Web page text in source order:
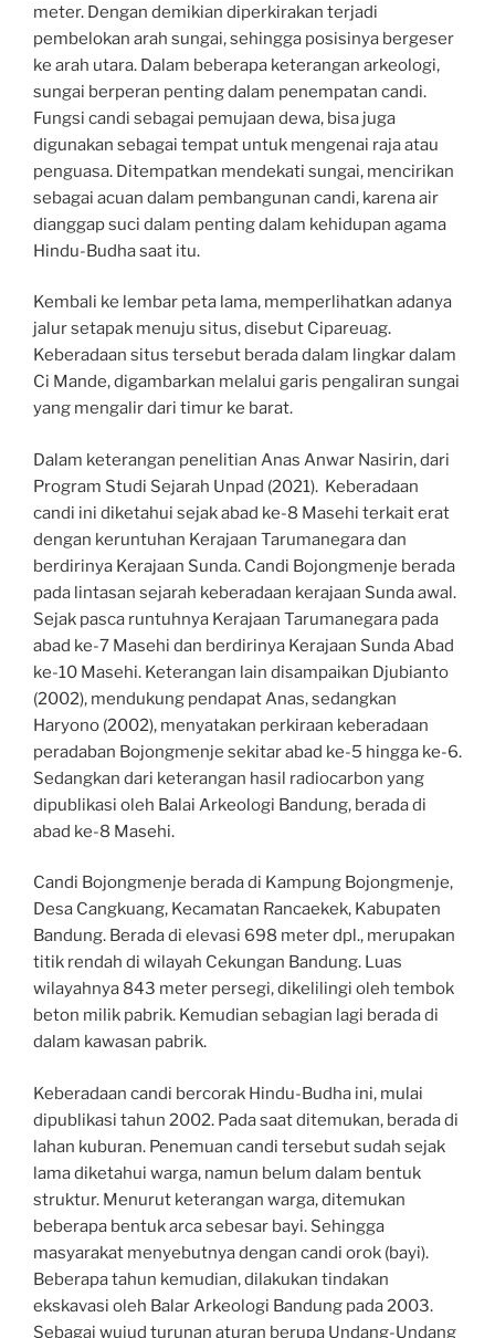
meter. Dengan demikian diperkirakan terjadi
pembelokan arah sungai, sehingga posisinya bergeser
ke arah utara. Dalam beberapa keterangan arkeologi,
sungai berperan penting dalam penempatan candi.
Fungsi candi sebagai pemujaan dewa, bisa juga
digunakan sebagai tempat untuk mengenai raja atau
penguasa. Ditempatkan mendekati sungai, mencirikan
sebagai acuan dalam pembangunan candi, karena air
dianggap suci dalam penting dalam kehidupan agama
Hindu-Budha saat itu.
Kembali ke lembar peta lama, memperlihatkan adanya
jalur setapak menuju situs, disebut Cipareuag.
Keberadaan situs tersebut berada dalam lingkar dalam
Ci Mande, digambarkan melalui garis pengaliran sungai
yang mengalir dari timur ke barat.
Dalam keterangan penelitian Anas Anwar Nasirin, dari
Program Studi Sejarah Unpad (2021). Keberadaan
candi ini diketahui sejak abad ke-8 Masehi terkait erat
dengan keruntuhan Kerajaan Tarumanegara dan
berdirinya Kerajaan Sunda. Candi Bojongmenje berada
pada lintasan sejarah keberadaan kerajaan Sunda awal.
Sejak pasca runtuhnya Kerajaan Tarumanegara pada
abad ke-7 Masehi dan berdirinya Kerajaan Sunda Abad
ke-10 Masehi. Keterangan lain disampaikan Djubianto
(2002), mendukung pendapat Anas, sedangkan
Haryono (2002), menyatakan perkiraan keberadaan
peradaban Bojongmenje sekitar abad ke-5 hingga ke-6.
Sedangkan dari keterangan hasil radiocarbon yang
dipublikasi oleh Balai Arkeologi Bandung, berada di
abad ke-8 Masehi.
Candi Bojongmenje berada di Kampung Bojongmenje,
Desa Cangkuang, Kecamatan Rancaekek, Kabupaten
Bandung. Berada di elevasi 698 meter dpl., merupakan
titik rendah di wilayah Cekungan Bandung. Luas
wilayahnya 843 meter persegi, dikelilingi oleh tembok
beton milik pabrik. Kemudian sebagian lagi berada di
dalam kawasan pabrik.
Keberadaan candi bercorak Hindu-Budha ini, mulai
dipublikasi tahun 2002. Pada saat ditemukan, berada di
lahan kuburan. Penemuan candi tersebut sudah sejak
lama diketahui warga, namun belum dalam bentuk
struktur. Menurut keterangan warga, ditemukan
beberapa bentuk arca sebesar bayi. Sehingga
masyarakat menyebutnya dengan candi orok (bayi).
Beberapa tahun kemudian, dilakukan tindakan
ekskavasi oleh Balar Arkeologi Bandung pada 2003.
Sebagai wujud turunan aturan berupa Undang-Undang